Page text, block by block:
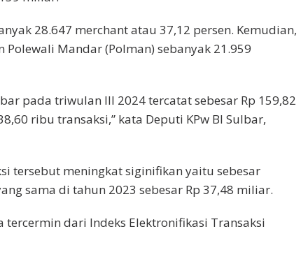
28.647 merchant atau 37,12 persen. Kemudian,
Mandar (Polman) sebanyak 21.959
pada triwulan III 2024 tercatat sebesar Rp 159,82
ribu transaksi,” kata Deputi KPw BI Sulbar,
tersebut meningkat siginifikan yaitu sebesar
sama di tahun 2023 sebesar Rp 37,48 miliar.
dari Indeks Elektronifikasi Transaksi